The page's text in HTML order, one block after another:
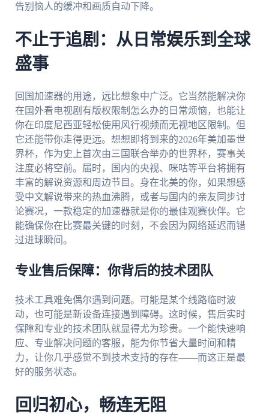
告别恼人的缓冲和画质自动下降。
不止于追剧：从日常娱乐到全球
盛事
回国加速器的用途，远比想象中广泛。它当然能解决你
在国外看电视剧有版权限制怎么办的日常烦恼，也能让
你在印度尼西亚轻松使用风行视频而无视地区限制。但
它还能带你走得更远。想想即将到来的2026年美加墨世
界杯，作为史上首次由三国联合举办的世界杯，赛事关
注度必将空前。届时，国内的央视、咪咕等平台将拥有
丰富的解说资源和周边节目。身在北美的你，如果想感
受中文解说带来的热血沸腾，或者与国内的亲友同步讨
论赛况，一款稳定的加速器就是你的最佳观赛伙伴。它
能确保你在比赛最关键的时刻，不会因为网络延迟而错
过进球瞬间。
专业售后保障：你背后的技术团队
技术工具难免偶尔遇到问题。可能是某个线路临时波
动，也可能是新设备连接遇到障碍。这时候，售后实时
保障和专业的技术团队就显得尤为珍贵。一个能快速响
应、专业解决问题的客服，能为你节省大量时间和精
力，让你几乎感觉不到技术支持的存在——而这正是最
好的服务状态。
回归初心，畅连无阻